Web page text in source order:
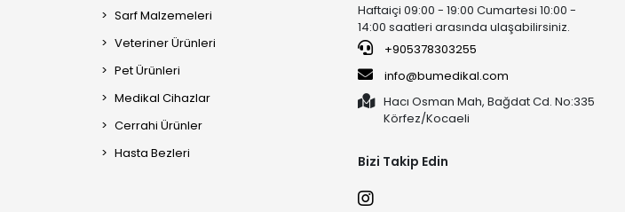
Sarf Malzemeleri
Veteriner Ürünleri
Pet Ürünleri
Medikal Cihazlar
Cerrahi Ürünler
Hasta Bezleri
Haftaiçi 09:00 - 19:00 Cumartesi 10:00 -
14:00 saatleri arasında ulaşabilirsiniz.
+905378303255
info@bumedikal.com
Hacı Osman Mah, Bağdat Cd. No:335
Körfez/Kocaeli
Bizi Takip Edin